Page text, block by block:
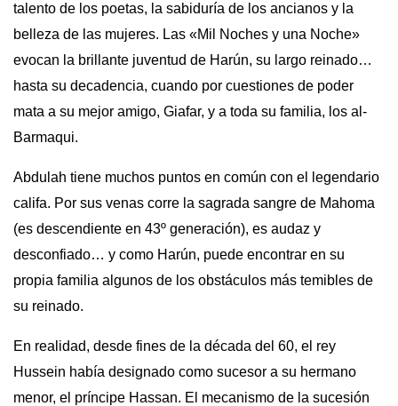
talento de los poetas, la sabiduría de los ancianos y la
belleza de las mujeres. Las «Mil Noches y una Noche»
evocan la brillante juventud de Harún, su largo reinado…
hasta su decadencia, cuando por cuestiones de poder
mata a su mejor amigo, Giafar, y a toda su familia, los al-
Barmaqui.
Abdulah tiene muchos puntos en común con el legendario
califa. Por sus venas corre la sagrada sangre de Mahoma
(es descendiente en 43º generación), es audaz y
desconfiado… y como Harún, puede encontrar en su
propia familia algunos de los obstáculos más temibles de
su reinado.
En realidad, desde fines de la década del 60, el rey
Hussein había designado como sucesor a su hermano
menor, el príncipe Hassan. El mecanismo de la sucesión